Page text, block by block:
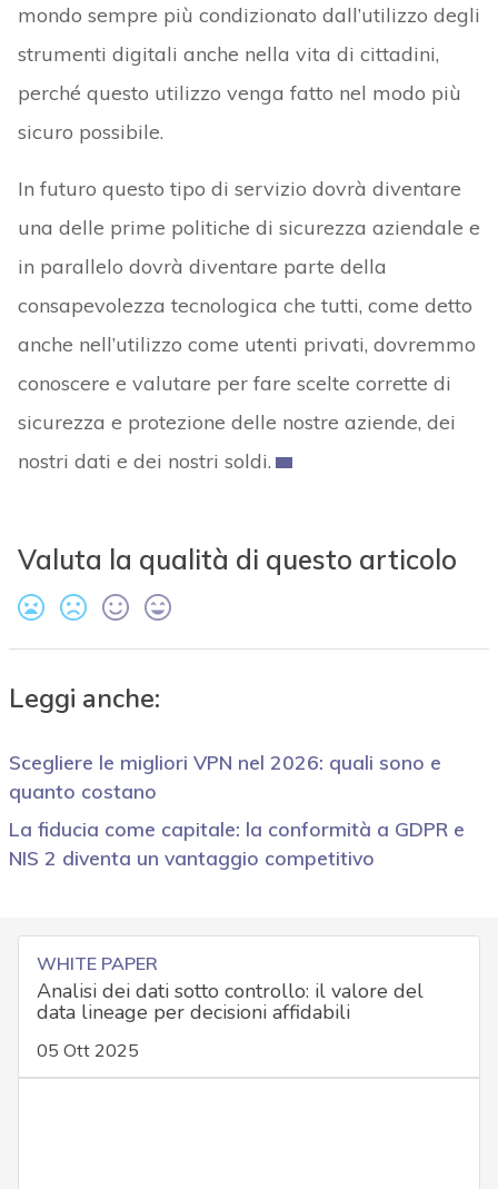
mondo sempre più condizionato dall’utilizzo degli
strumenti digitali anche nella vita di cittadini,
perché questo utilizzo venga fatto nel modo più
sicuro possibile.
In futuro questo tipo di servizio dovrà diventare
una delle prime politiche di sicurezza aziendale e
in parallelo dovrà diventare parte della
consapevolezza tecnologica che tutti, come detto
anche nell’utilizzo come utenti privati, dovremmo
conoscere e valutare per fare scelte corrette di
sicurezza e protezione delle nostre aziende, dei
nostri dati e dei nostri soldi.
Valuta la qualità di questo articolo
Leggi anche:
Scegliere le migliori VPN nel 2026: quali sono e
quanto costano
La fiducia come capitale: la conformità a GDPR e
NIS 2 diventa un vantaggio competitivo
WHITE PAPER
Analisi dei dati sotto controllo: il valore del
data lineage per decisioni affidabili
05 Ott 2025